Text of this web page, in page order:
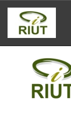
Skip
navigation